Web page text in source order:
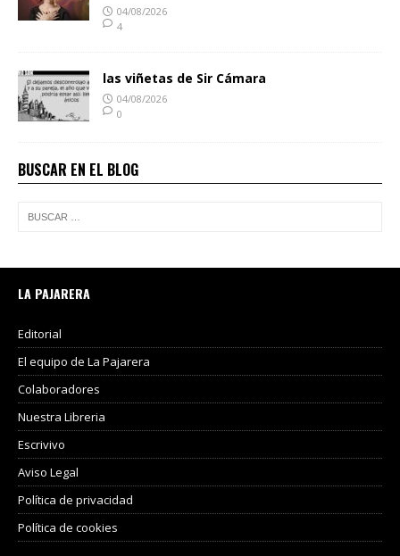
04/08/2026
4
las viñetas de Sir Cámara
04/08/2026
0
BUSCAR EN EL BLOG
LA PAJARERA
Editorial
El equipo de La Pajarera
Colaboradores
Nuestra Libreria
Escrivivo
Aviso Legal
Política de privacidad
Política de cookies